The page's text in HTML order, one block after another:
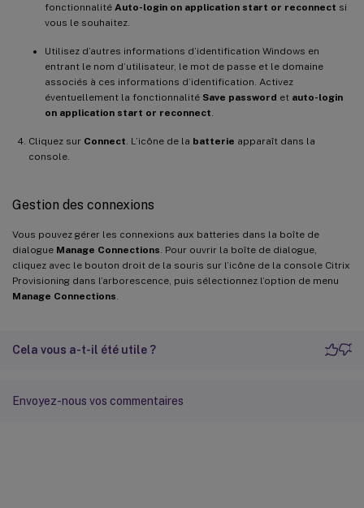
fonctionnalité Auto-login on application start or reconnect si
vous le souhaitez.
Utilisez d’autres informations d’identification Windows en
entrant le nom d’utilisateur, le mot de passe et le domaine
associés à ces informations d’identification. Activez
éventuellement la fonctionnalité Save password et auto-login
on application start or reconnect
Cliquez sur Connect . L’icône de la batterie apparaît dans la
console.
Gestion des connexions
Vous pouvez gérer les connexions aux batteries dans la boîte de
dialogue Manage Connections . Pour ouvrir la boîte de dialogue,
cliquez avec le bouton droit de la souris sur l’icône de la console Citrix
Provisioning dans l’arborescence, puis sélectionnez l’option de menu
Manage Connections
Cela vous a-t-il été utile ?
Envoyez-nous vos commentaires